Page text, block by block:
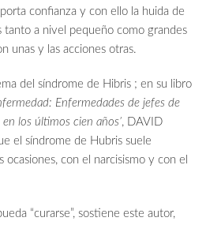
confianza y con ello la huida de
tanto a nivel pequeño como grandes
unas y las acciones otras.
del síndrome de Hibris ; en su libro
Enfermedades de jefes de
los últimos cien años’, DAVID
el síndrome de Hubris suele
ocasiones, con el narcisismo y con el
“curarse”, sostiene este autor,